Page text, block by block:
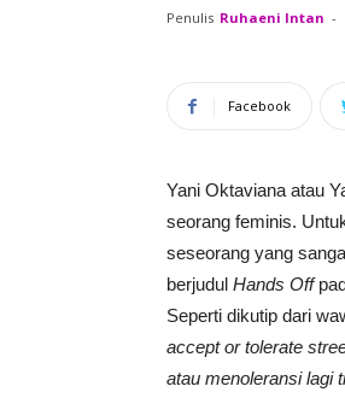
Penulis Ruhaeni Intan -
Facebook
Yani Oktaviana atau
seorang feminis.
seseorang yang
berjudul Hands Off
Seperti dikutip dari
accept or tolerate
atau menoleransi lagi